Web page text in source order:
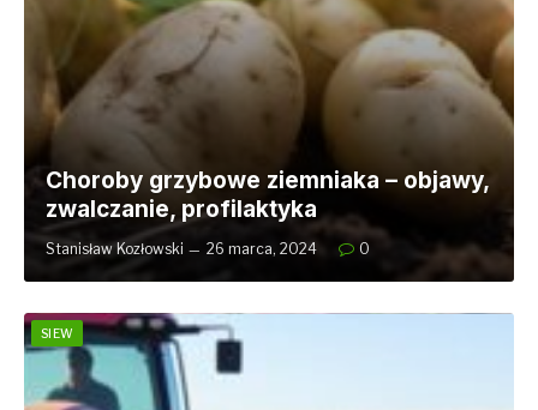
Choroby grzybowe ziemniaka – objawy,
zwalczanie, profilaktyka
Stanisław Kozłowski 26 marca, 2024 0
SIEW